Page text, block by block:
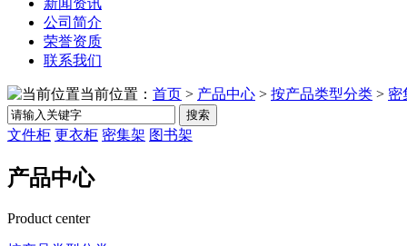
公司简介
荣誉资质
联系我们
当前位置： 首页 > 产品中心 > 按产品类型分类 > 密
搜索
文件柜 更衣柜 密集架 图书架
产品中心
Product center